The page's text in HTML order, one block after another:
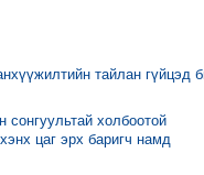
тайлан гүйцэд
сонгуультай холбоотой
цаг эрх баригч намд